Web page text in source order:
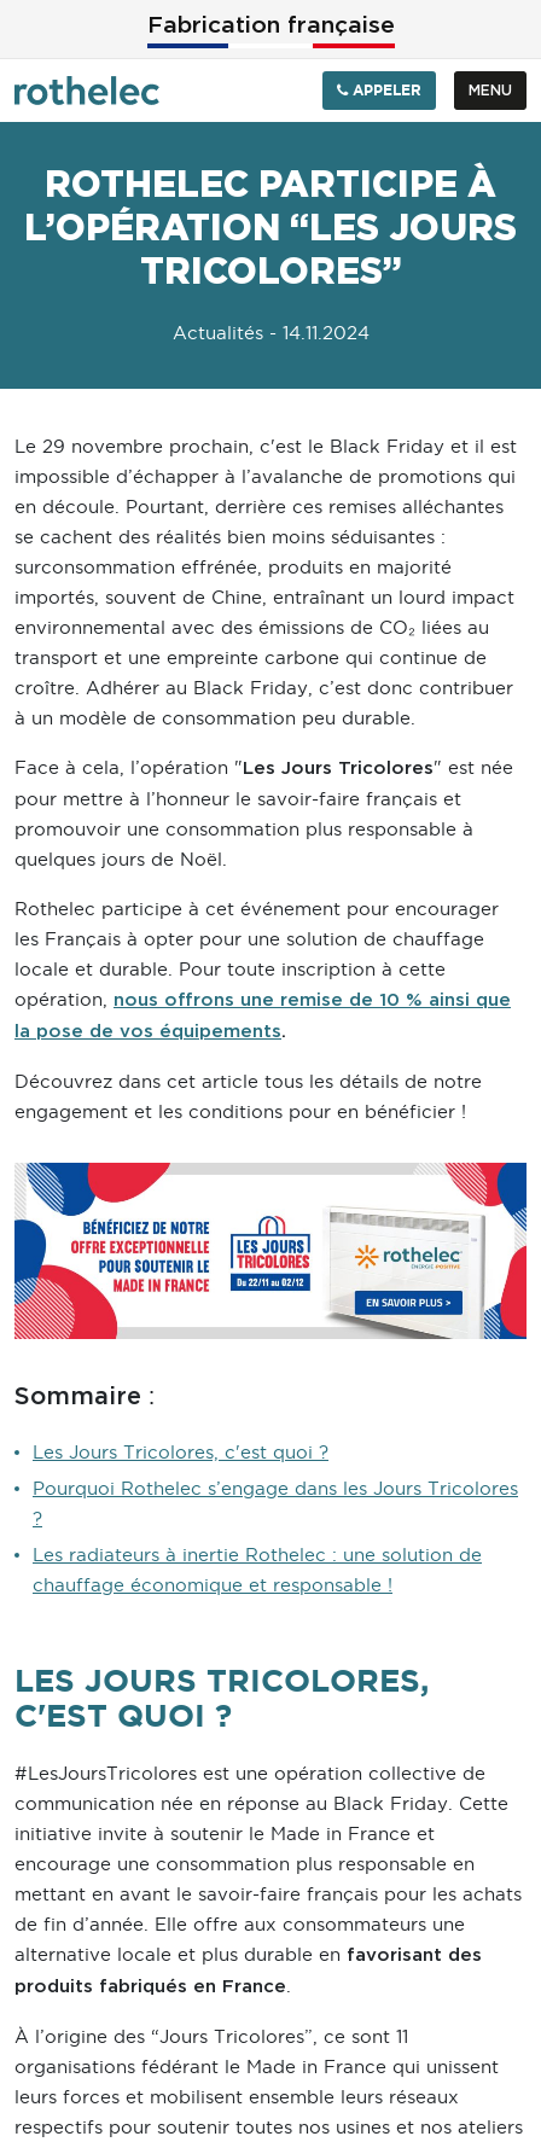
Aller au contenu principal
Fabrication française
APPELER MENU
ROTHELEC PARTICIPE À
L’OPÉRATION “LES JOURS
TRICOLORES”
Actualités- 14.11.2024
Le 29 novembre prochain, c'est le Black Friday et il est
impossible d’échapper à l’avalanche de promotions qui
en découle. Pourtant, derrière ces remises alléchantes
se cachent des réalités bien moins séduisantes :
surconsommation effrénée, produits en majorité
importés, souvent de Chine, entraînant un lourd impact
environnemental avec des émissions de CO₂ liées au
transport et une empreinte carbone qui continue de
croître. Adhérer au Black Friday, c’est donc contribuer
à un modèle de consommation peu durable.
Face à cela, l’opération " Les Jours Tricolores" est née
pour mettre à l’honneur le savoir-faire français et
promouvoir une consommation plus responsable à
quelques jours de Noël.
Rothelec participe à cet événement pour encourager
les Français à opter pour une solution de chauffage
locale et durable. Pour toute inscription à cette
opération,
nous offrons une remise de 10 % ainsi que
la pose de vos équipements.
Découvrez dans cet article tous les détails de notre
engagement et les conditions pour en bénéficier !
Sommaire :
Les Jours Tricolores, c'est quoi ?
Pourquoi Rothelec s’engage dans les Jours Tricolores
?
Les radiateurs à inertie Rothelec : une solution de
chauffage économique et responsable !
LES JOURS TRICOLORES,
C'EST QUOI ?
#LesJoursTricolores est une opération collective de
communication née en réponse au Black Friday. Cette
initiative invite à soutenir le Made in France et
encourage une consommation plus responsable en
mettant en avant le savoir-faire français pour les achats
de fin d’année. Elle offre aux consommateurs une
alternative locale et plus durable en favorisant des
produits fabriqués en France
À l’origine des “Jours Tricolores”, ce sont 11
organisations fédérant le Made in France qui unissent
leurs forces et mobilisent ensemble leurs réseaux
respectifs pour soutenir toutes nos usines et nos ateliers